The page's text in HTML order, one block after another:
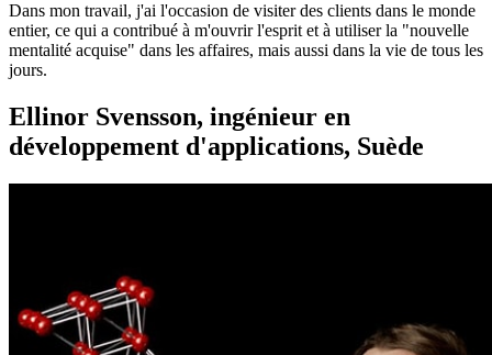
Dans mon travail, j'ai l'occasion de visiter des clients dans le monde
entier, ce qui a contribué à m'ouvrir l'esprit et à utiliser la "nouvelle
mentalité acquise" dans les affaires, mais aussi dans la vie de tous les
jours.
Ellinor Svensson, ingénieur en
développement d'applications, Suède